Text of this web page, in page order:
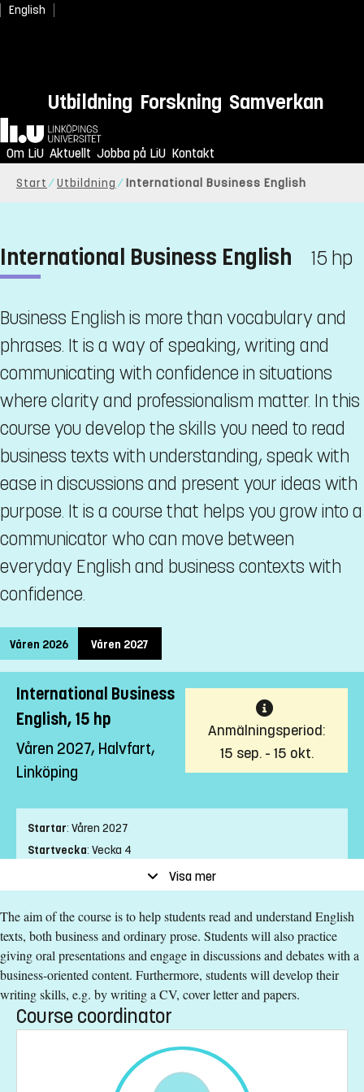
English
Utbildning Forskning Samverkan
Hem
Om LiU Aktuellt Jobba på LiU Kontakt
Start Utbildning International Business English
International Business English 15 hp
Business English is more than vocabulary and
phrases. It is a way of speaking, writing and
communicating with confidence in situations
where clarity and professionalism matter. In this
course you develop the skills you need to read
business texts with understanding, speak with
ease in discussions and present your ideas with
purpose. It is a course that helps you grow into a
communicator who can move between
everyday English and business contexts with
confidence.
Våren 2026 Våren 2027
International Business
English, 15 hp
Våren 2027, Halvfart,
Linköping
Anmälningsperiod:
15 sep. - 15 okt.
Startar: Våren 2027
Startvecka: Vecka 4
Ort:Linköping
Studietakt:Halvfart
Nivå: Grundnivå
Studieform:Campusförlagd
Undervisningstid:Kvällstid
Undervisningsspråk:Engelska
Anmälningskod: LIU-4Z105
Visa mer
The aim of the course is to help students read and understand English
texts, both business and ordinary prose. Students will also practice
giving oral presentations and engage in discussions and debates with a
business-oriented content. Furthermore, students will develop their
writing skills, e.g. by writing a CV, cover letter and papers.
Course coordinator